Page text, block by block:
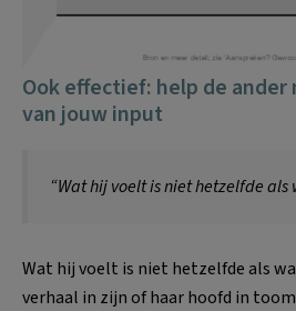
Ook effectief: help de
van jouw input
“Wat hij voelt is niet hetzelfde als
Wat hij voelt is niet hetzelfde als
verhaal in zijn of haar hoofd in